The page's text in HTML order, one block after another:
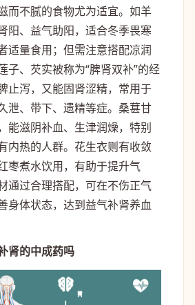
而不腻的食物尤为适宜。如羊
阳、益气助阳，适合冬季畏寒
适量食用；但需注意搭配凉润
子、芡实被称为“脾肾双补”的经
止泻，又能固肾涩精，常用于
泄、带下、遗精等症。桑葚甘
能滋阴补血、生津润燥，特别
内热的人群。花生衣则有收敛
枣煮水饮用，有助于提升气
通过合理搭配，可在不伤正气
身体状态，达到益气补肾养血
肾的中成药吗